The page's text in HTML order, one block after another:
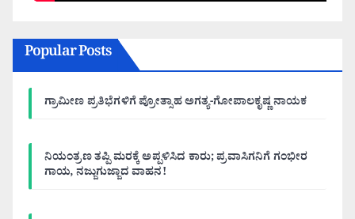
Popular Posts
ಗ್ರಾಮೀಣ ಪ್ರತಿಭೆಗಳಿಗೆ ಪ್ರೋತ್ಸಾಹ ಅಗತ್ಯ-ಗೋಪಾಲಕೃಷ್ಣ ನಾಯಕ
ನಿಯಂತ್ರಣ ತಪ್ಪಿ ಮರಕ್ಕೆ ಅಪ್ಪಳಿಸಿದ ಕಾರು; ಪ್ರವಾಸಿಗನಿಗೆ ಗಂಭೀರ
ಗಾಯ, ನಜ್ಜುಗುಜ್ಜಾದ ವಾಹನ!